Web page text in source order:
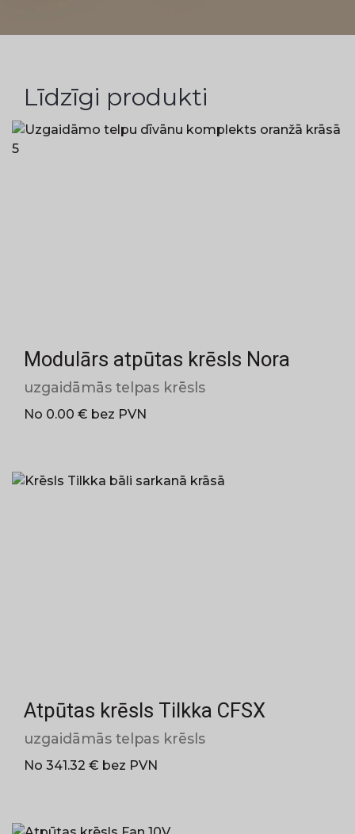
Līdzīgi produkti
Modulārs atpūtas krēsls Nora
uzgaidāmās telpas krēsls
No 0.00 € bez PVN
Atpūtas krēsls Tilkka CFSX
uzgaidāmās telpas krēsls
No 341.32 € bez PVN